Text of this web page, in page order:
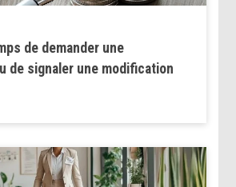
de demander une
de signaler une modification